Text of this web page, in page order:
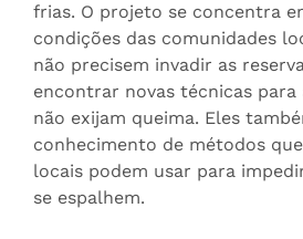
frias. O projeto se concentra
condições das comunidades
não precisem invadir as
encontrar novas técnicas
não exijam queima. Eles
conhecimento de métodos
locais podem usar para
se espalhem.